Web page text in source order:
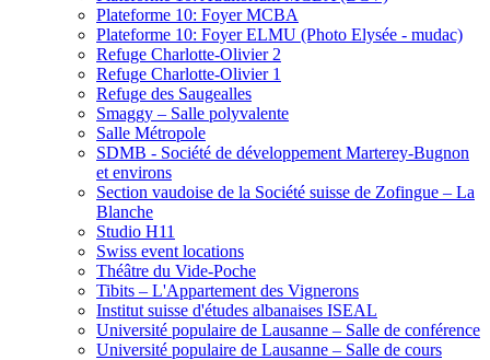
Plateforme 10: Foyer MCBA
Plateforme 10: Foyer ELMU (Photo Elysée - mudac)
Refuge Charlotte-Olivier 2
Refuge Charlotte-Olivier 1
Refuge des Saugealles
Smaggy – Salle polyvalente
Salle Métropole
SDMB - Société de développement Marterey-Bugnon
et environs
Section vaudoise de la Société suisse de Zofingue – La
Blanche
Studio H11
Swiss event locations
Théâtre du Vide-Poche
Tibits – L'Appartement des Vignerons
Institut suisse d'études albanaises ISEAL
Université populaire de Lausanne – Salle de conférence
Université populaire de Lausanne – Salle de cours